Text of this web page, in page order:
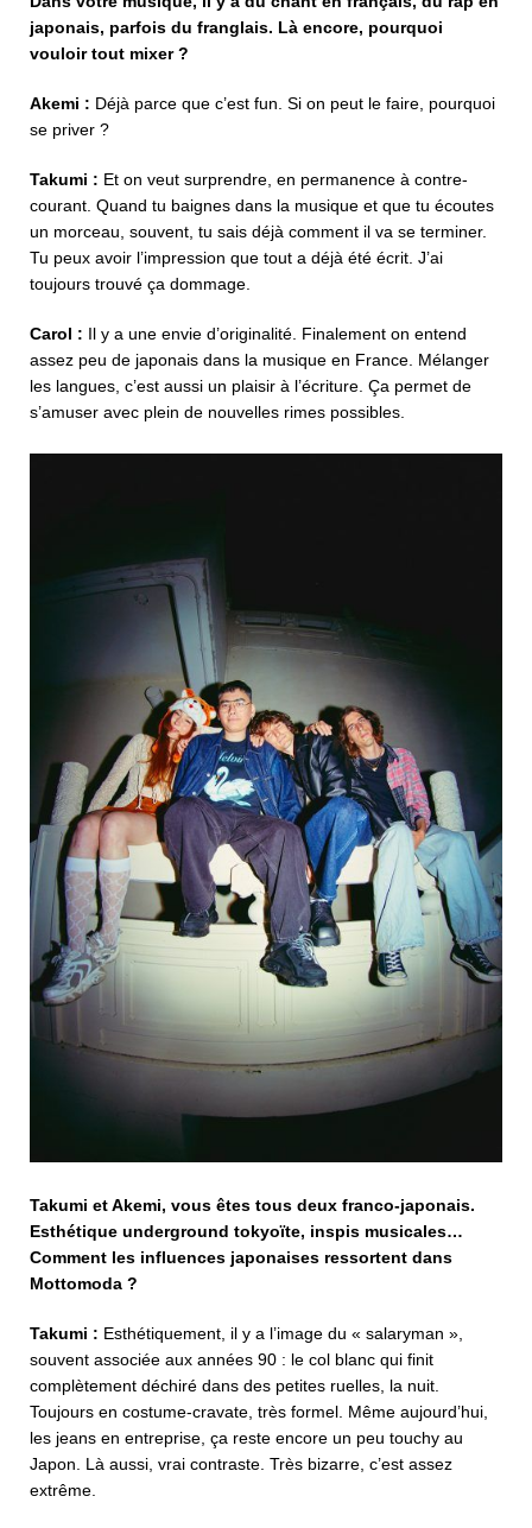
japonais, parfois du franglais. Là encore, pourquoi
vouloir tout mixer ?
Akemi : Déjà parce que c’est fun. Si on peut le faire, pourquoi
se priver ?
Takumi : Et on veut surprendre, en permanence à contre-
courant. Quand tu baignes dans la musique et que tu écoutes
un morceau, souvent, tu sais déjà comment il va se terminer.
Tu peux avoir l’impression que tout a déjà été écrit. J’ai
toujours trouvé ça dommage.
Carol : Il y a une envie d’originalité. Finalement on entend
assez peu de japonais dans la musique en France. Mélanger
les langues, c’est aussi un plaisir à l’écriture. Ça permet de
s’amuser avec plein de nouvelles rimes possibles.
Takumi et Akemi, vous êtes tous deux franco-japonais.
Esthétique underground tokyoïte, inspis musicales…
Comment les influences japonaises ressortent dans
Mottomoda ?
Takumi : Esthétiquement, il y a l’image du « salaryman »,
souvent associée aux années 90 : le col blanc qui finit
complètement déchiré dans des petites ruelles, la nuit.
Toujours en costume-cravate, très formel. Même aujourd’hui,
les jeans en entreprise, ça reste encore un peu touchy au
Japon. Là aussi, vrai contraste. Très bizarre, c’est assez
extrême.